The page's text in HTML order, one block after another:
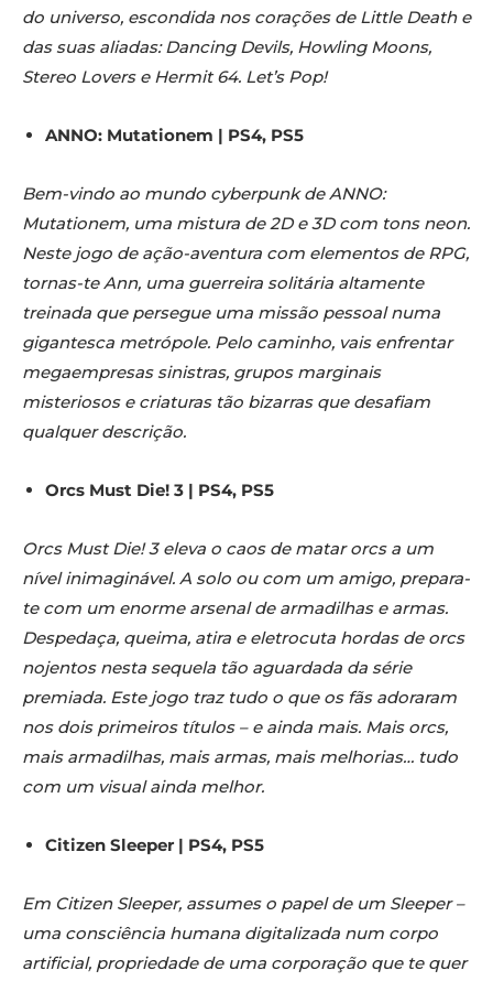
do universo, escondida nos corações de Little Death e
das suas aliadas: Dancing Devils, Howling Moons,
Stereo Lovers e Hermit 64. Let’s Pop!
ANNO: Mutationem | PS4, PS5
Bem-vindo ao mundo cyberpunk de ANNO:
Mutationem, uma mistura de 2D e 3D com tons neon.
Neste jogo de ação-aventura com elementos de RPG,
tornas-te Ann, uma guerreira solitária altamente
treinada que persegue uma missão pessoal numa
gigantesca metrópole. Pelo caminho, vais enfrentar
megaempresas sinistras, grupos marginais
misteriosos e criaturas tão bizarras que desafiam
qualquer descrição.
Orcs Must Die! 3 | PS4, PS5
Orcs Must Die! 3 eleva o caos de matar orcs a um
nível inimaginável. A solo ou com um amigo, prepara-
te com um enorme arsenal de armadilhas e armas.
Despedaça, queima, atira e eletrocuta hordas de orcs
nojentos nesta sequela tão aguardada da série
premiada. Este jogo traz tudo o que os fãs adoraram
nos dois primeiros títulos – e ainda mais. Mais orcs,
mais armadilhas, mais armas, mais melhorias… tudo
com um visual ainda melhor.
Citizen Sleeper | PS4, PS5
Em Citizen Sleeper, assumes o papel de um Sleeper –
uma consciência humana digitalizada num corpo
artificial, propriedade de uma corporação que te quer